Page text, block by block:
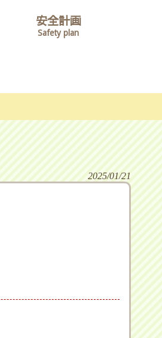
安全計画
Safety plan
2025/01/21